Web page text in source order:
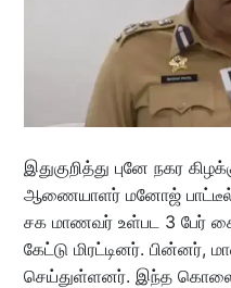
இதுகுறித்து புனே நகர
ஆணையாளர் மனோஜ் பாட்டீல்
சக மாணவர் உள்பட 3 பேர்
கேட்டு மிரட்டினர்.
செய்துள்ளனர். இந்த